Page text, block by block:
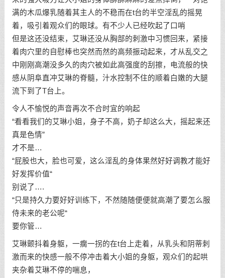
满的木瓜爆乳随着其主人的不稳而在t台的半空淫乱的摇晃
着，吸引着观众们的眼球。有不少人已经吹起了口哨
但是这还没结束，艾琳还没从胸部的刺激中习惯回来，紧接
着肉穴里的自慰棒也突然而然的高频振动起来，才从乱交之
中刚刚高潮没多久的肉穴被如此高强度的刮擦，电流般的快
感从阴阜直冲艾琳的脊髓，汁水控制不住的顺着白嫩的大腿
流下到了T台上。
令人不愉悦的声音再次不合时宜的响起
“看看我们的艾琳小姐，身子不高，奶子却这么大，摇起来还
真是色情”
才不是…
“屁股也大，脸也可爱，这么淫乱的身体果然好好调教才能好
好发挥价值“
别说了….
“只是持久力要好好训练下，不然随随便便就高潮了要怎么服
侍未来的老公呢“
要你管…
艾琳颤抖着身躯，一瘸一拐的在t台上走着，从乳头和阴蒂刺
激而来的快感一般不停冲击着大小姐的身躯，观众们的起哄
夹杂着艾琳不停的喘息，